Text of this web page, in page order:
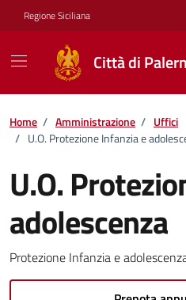
Vai ai contenuti
Vai al footer
Regione Siciliana
Città di
Home / Amministrazione / Uffici
/ U.O. Protezione Infanzia e
U.O.
adolescenza
Protezione Infanzia e